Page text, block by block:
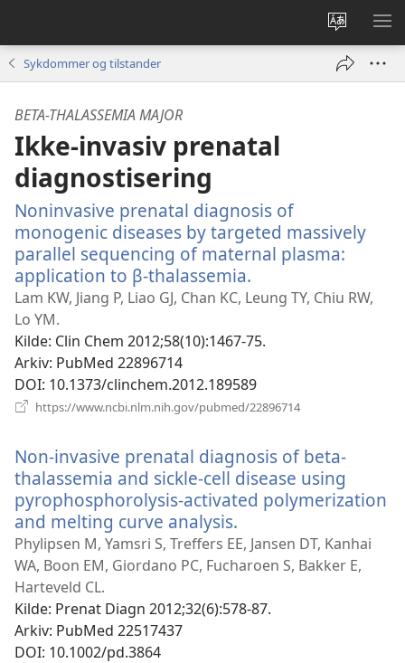
Endre
språk
VIS
Sykdommer og tilstander
BETA-THALASSEMIA MAJOR
Ikke-invasiv prenatal
diagnostisering
Noninvasive prenatal diagnosis of
monogenic diseases by targeted massively
parallel sequencing of maternal plasma:
application to β-thalassemia.
nytt
Lam KW, Jiang P, Liao GJ, Chan KC, Leung TY, Chiu RW,
Lo YM.
Kilde‎: Clin Chem 2012;58(10):1467-75.
Arkiv‎: PubMed 22896714
DOI‎: 10.1373/clinchem.2012.189589
https://www.ncbi.nlm.nih.gov/pubmed/22896714
Non-invasive prenatal diagnosis of beta-
thalassemia and sickle-cell disease using
pyrophosphorolysis-activated polymerization
and melting curve analysis.
nytt
vindu)
Phylipsen M, Yamsri S, Treffers EE, Jansen DT, Kanhai
WA, Boon EM, Giordano PC, Fucharoen S, Bakker E,
Harteveld CL.
Kilde‎: Prenat Diagn 2012;32(6):578-87.
Arkiv‎: PubMed 22517437
DOI‎: 10.1002/pd.3864